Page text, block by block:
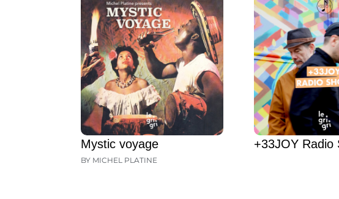
Mystic voyage
BY MICHEL PLATINE
+33JOY Radio